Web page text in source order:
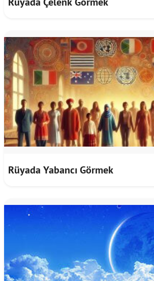
Rüyada Yabancı Görmek